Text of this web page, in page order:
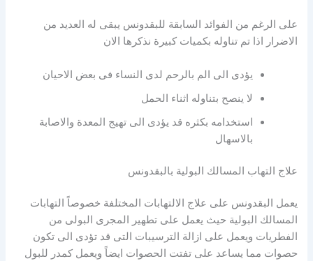
على الرغم من الفوائد السابقة للبقدونس يبقى له العديد من
الاضرار اذا تم تناوله بكميات كبيرة نذكرها الان
يؤدى الى الم بالرحم لدى النساء فى بعض الاحيان
لا ينصح بتناوله اثناء الحمل
استخدامه بكثره قد يؤدى الى تهيج المعدة والاصابة
بالاسهال
علاج التهاب المسالك البولية بالبقدونس
يعمل البقدونس على علاج الالتهابات المختلفة خصوصاً التهابات
المسالك البولية حيث يعمل على تطهير المجرى البولى من
الفطريات ويعمل على ازالة الترسيبات التى قد تؤدى الى تكون
حصوات مما يساعد على تفتت الحصوات ايضاً ويعمل كمدر للبول